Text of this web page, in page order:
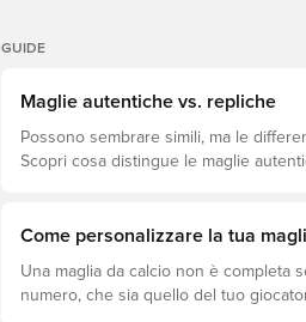
GUIDE
Maglie autentiche vs. repliche
Possono sembrare simili, ma le
Scopri cosa distingue le maglie
Come personalizzare la tua
Una maglia da calcio non è completa
numero, che sia quello del tuo